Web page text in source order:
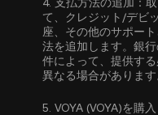
て、クレジット/デビ
座、その他のサポー
法を追加します。銀
件によって、提供す
異なる場合があります
5. VOYA (VOYA)を購入